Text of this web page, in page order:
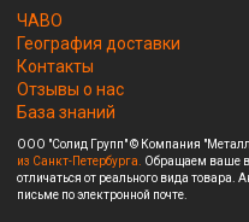
ЧАВО
География доставки
Контакты
Отзывы о нас
База знаний
ООО "Солид Групп" © Компания "Металл
из Санкт-Петербурга. Обращаем ваше
отличаться от реального вида товара.
письме по электронной почте.